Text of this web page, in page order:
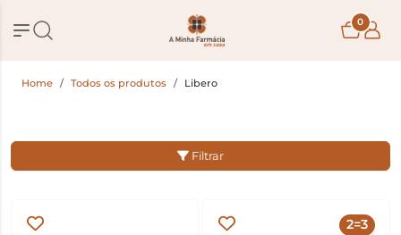
0
Home Todos os produtos Libero
Filtrar
2=3